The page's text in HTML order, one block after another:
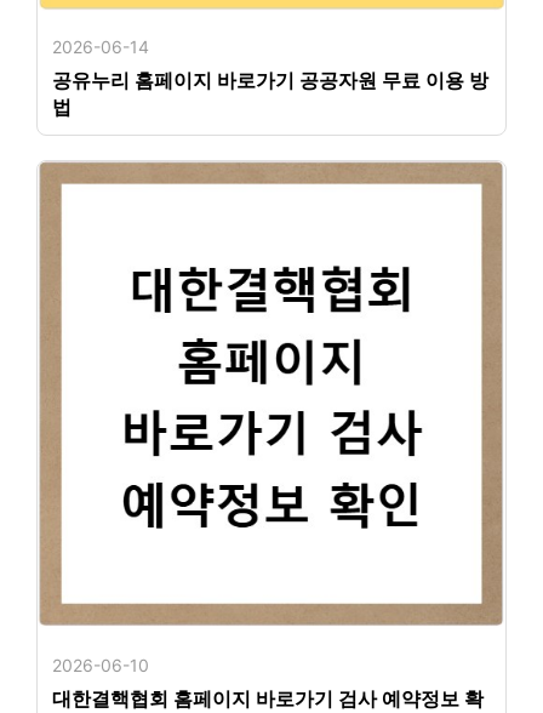
2026-06-14
공유누리 홈페이지 바로가기 공공자원 무료 이용 방
법
2026-06-10
대한결핵협회 홈페이지 바로가기 검사 예약정보 확